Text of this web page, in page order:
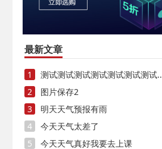
最新文章
1
测试测试测试测试测试测试测试..
2
图片保存2
3
明天天气预报有雨
4
今天天气太差了
5
今天天气真好我要去上课